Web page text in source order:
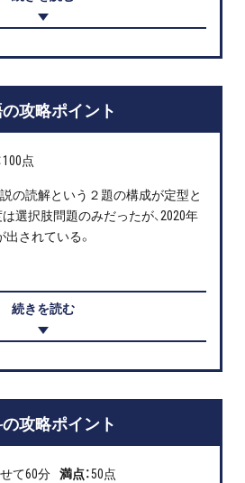
の攻略ポイント
100点
の読解という２題の構成が定型と
選択肢問題のみだったが、2020年
されている。
続きを読む
攻略ポイント
て60分 満点：50点